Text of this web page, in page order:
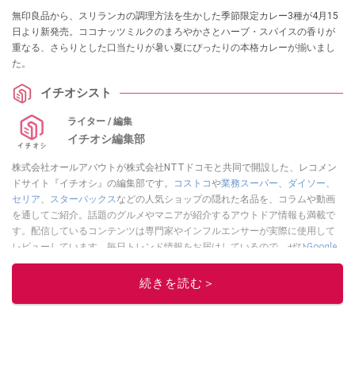
無印良品から、スリランカの調理方法を生かした季節限定カレー3種が4月15
日より新発売。ココナッツミルクのまろやかさとハーブ・スパイスの香りが
重なる、さらりとした口当たりが暑い夏にぴったりの本格カレーが揃いまし
た。
イチオシスト
ライター / 編集
イチオシ編集部
株式会社オールアバウトが株式会社NTTドコモと共同で開設した、レコメン
ドサイト『イチオシ』の編集部です。
コストコや業務スーパー ダイソー
セリア
スターバックス などの人気ショップの隠れた名品を、コラムや動画
を通してご紹介。話題のグルメやマニアが紹介するアウトドア情報も満載で
す。配信しているコンテンツは専門家やインフルエンサーが実際に使用して
レビューしています。毎日トレンド情報をお届けしているので、ぜひGoogle
ニュースでフォローしてください！
このイチオシストの他の記事を読む
続きを読む＞